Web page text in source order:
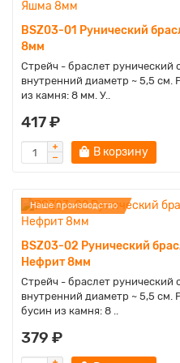
BSZ03-01 Рунический
8мм
Cтрейч - браслет рунический
внутренний диаметр ~ 5,5 см.
из камня: 8 мм. У..
417 ₽
В корзину
Наше производство
BSZ03-02 Рунический
Нефрит 8мм
Стрейч - браслет рунический
внутренний диаметр ~ 5,5 см.
бусин из камня: 8 ..
379 ₽